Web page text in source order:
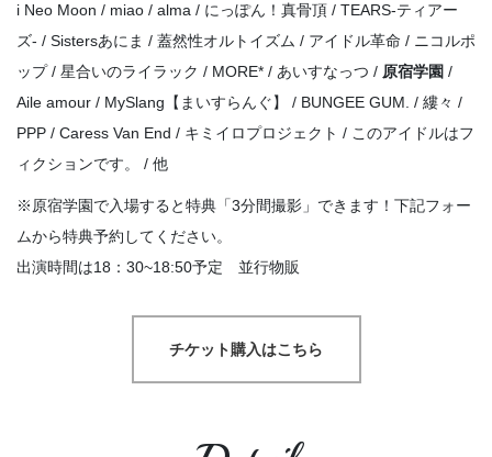
i Neo Moon / miao / alma / にっぽん！真骨頂 / TEARS-ティアー
ズ- / Sistersあにま / 蓋然性オルトイズム / アイドル革命 / ニコルポ
ップ / 星合いのライラック / MORE* / あいすなっつ / 原宿学園 /
Aile amour / MySlang【まいすらんぐ】 / BUNGEE GUM. / 縷々 /
PPP / Caress Van End / キミイロプロジェクト / このアイドルはフ
ィクションです。 / 他
※原宿学園で入場すると特典「3分間撮影」できます！下記フォー
ムから特典予約してください。
出演時間は18：30~18:50予定 並行物販
チケット購入はこちら